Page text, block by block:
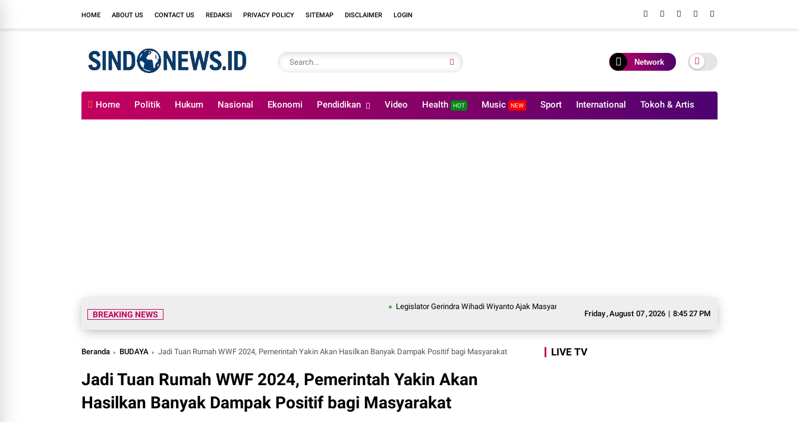
HOME ABOUT US CONTACT US REDAKSI PRIVACY POLICY SITEMAP DISCLAIMER LOGIN
Network
Home Politik Hukum Nasional Ekonomi Pendidikan Video Health HOT Music NEW Sport International Tokoh & Artis
Friday,August 07,2026 | 8:45 28 PM
BREAKING NEWS
Legislator Gerindra Wihadi Wiyanto Ajak Masyarakat Awasi Program Makan Bergizi Gratis agar Tepat Sasaran
Beranda BUDAYA Jadi Tuan Rumah WWF 2024, Pemerintah Yakin Akan Hasilkan Banyak Dampak Positif bagi Masyarakat
Jadi Tuan Rumah WWF 2024, Pemerintah Yakin Akan
Hasilkan Banyak Dampak Positif bagi Masyarakat
LIVE TV